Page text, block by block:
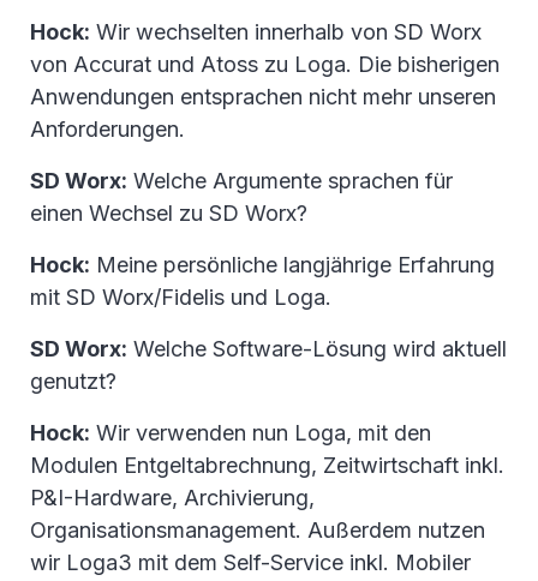
Hock: Wir wechselten innerhalb von SD Worx
von Accurat und Atoss zu Loga. Die bisherigen
Anwendungen entsprachen nicht mehr unseren
Anforderungen.
SD Worx: Welche Argumente sprachen für
einen Wechsel zu SD Worx?
Hock: Meine persönliche langjährige Erfahrung
mit SD Worx/Fidelis und Loga.
SD Worx: Welche Software-Lösung wird aktuell
genutzt?
Hock: Wir verwenden nun Loga, mit den
Modulen Entgeltabrechnung, Zeitwirtschaft inkl.
P&I-Hardware, Archivierung,
Organisationsmanagement. Außerdem nutzen
wir Loga3 mit dem Self-Service inkl. Mobiler